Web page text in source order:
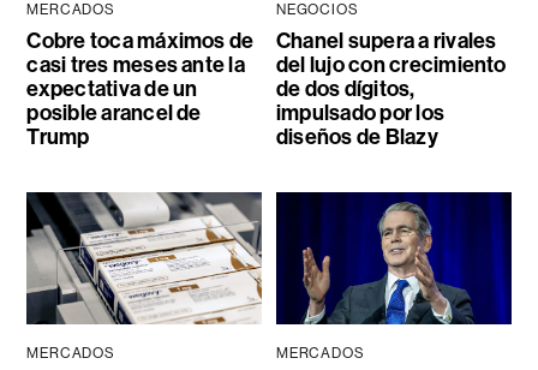
MERCADOS
Cobre toca máximos de
casi tres meses ante la
expectativa de un
posible arancel de
Trump
NEGOCIOS
Chanel supera a rivales
del lujo con crecimiento
de dos dígitos,
impulsado por los
diseños de Blazy
MERCADOS MERCADOS